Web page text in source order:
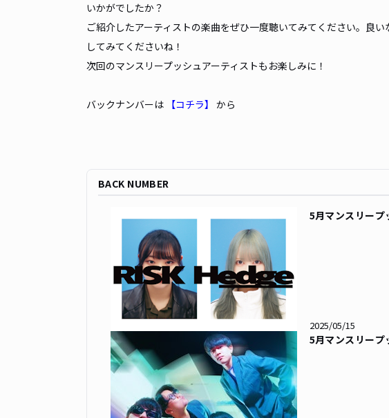
いかがでしたか？
ご紹介したアーティストの楽曲をぜひ一度聴いてみてください。良
してみてくださいね！
次回のマンスリープッシュアーティストもお楽しみに！
バックナンバーは 【コチラ】 から
BACK NUMBER
5月マンスリープ
2025/05/15
5月マンスリー